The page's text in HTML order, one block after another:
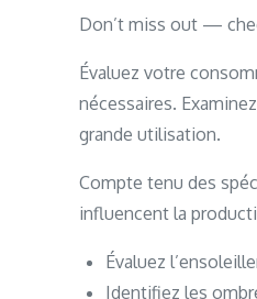
Don’t miss out —
Évaluez votre
nécessaires.
grande utilisation.
Compte tenu des
influencent la
Évaluez
Identifiez les